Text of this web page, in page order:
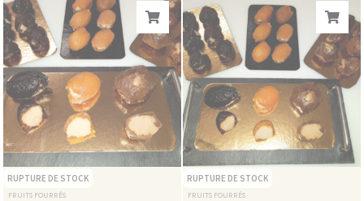
RUPTURE DE STOCK
FRUITS FOURRÉS
RUPTURE DE STOCK
FRUITS FOURRÉS